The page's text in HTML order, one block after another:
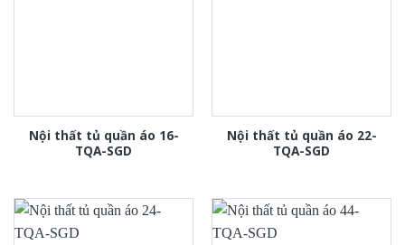
Nội thất tủ quần áo 16-
TQA-SGD
Nội thất tủ quần áo 22-
TQA-SGD